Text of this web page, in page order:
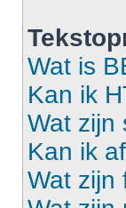
Wat is
Kan ik
Wat zijn
Kan ik
Wat zijn